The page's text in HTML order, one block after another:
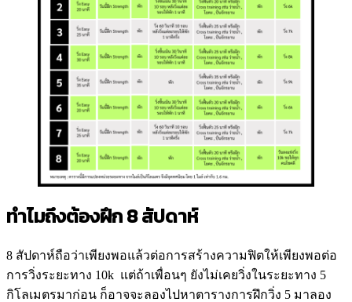
ทำไมถึงต้องฝึก 8 สัปดาห์
8 สัปดาห์ถือว่าเพียงพอแล้วต่อการสร้างความฟิตให้เพียงพอต่อ
การวิ่งระยะทาง 10k แต่ถ้าเพื่อนๆ ยังไม่เคยวิ่งในระยะทาง 5
กิโลเมตรมาก่อน ก็อาจจะลองไปหาตารางการฝึกวิ่ง 5 มาลอง